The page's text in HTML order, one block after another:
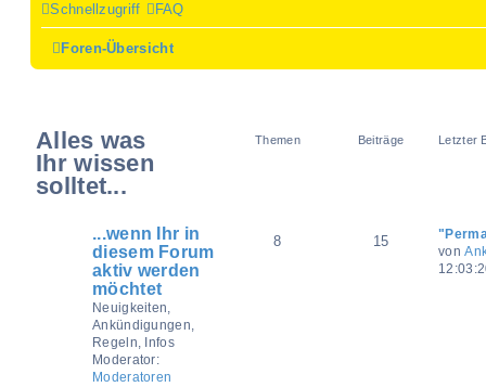
Schnellzugriff FAQ
Foren-Übersicht
Alles was
Ihr wissen
solltet...
Themen Beiträge Letzter
...wenn Ihr in
diesem Forum
aktiv werden
möchtet
Neuigkeiten,
Ankündigungen,
Regeln, Infos
Moderator:
Moderatoren
8 15
von